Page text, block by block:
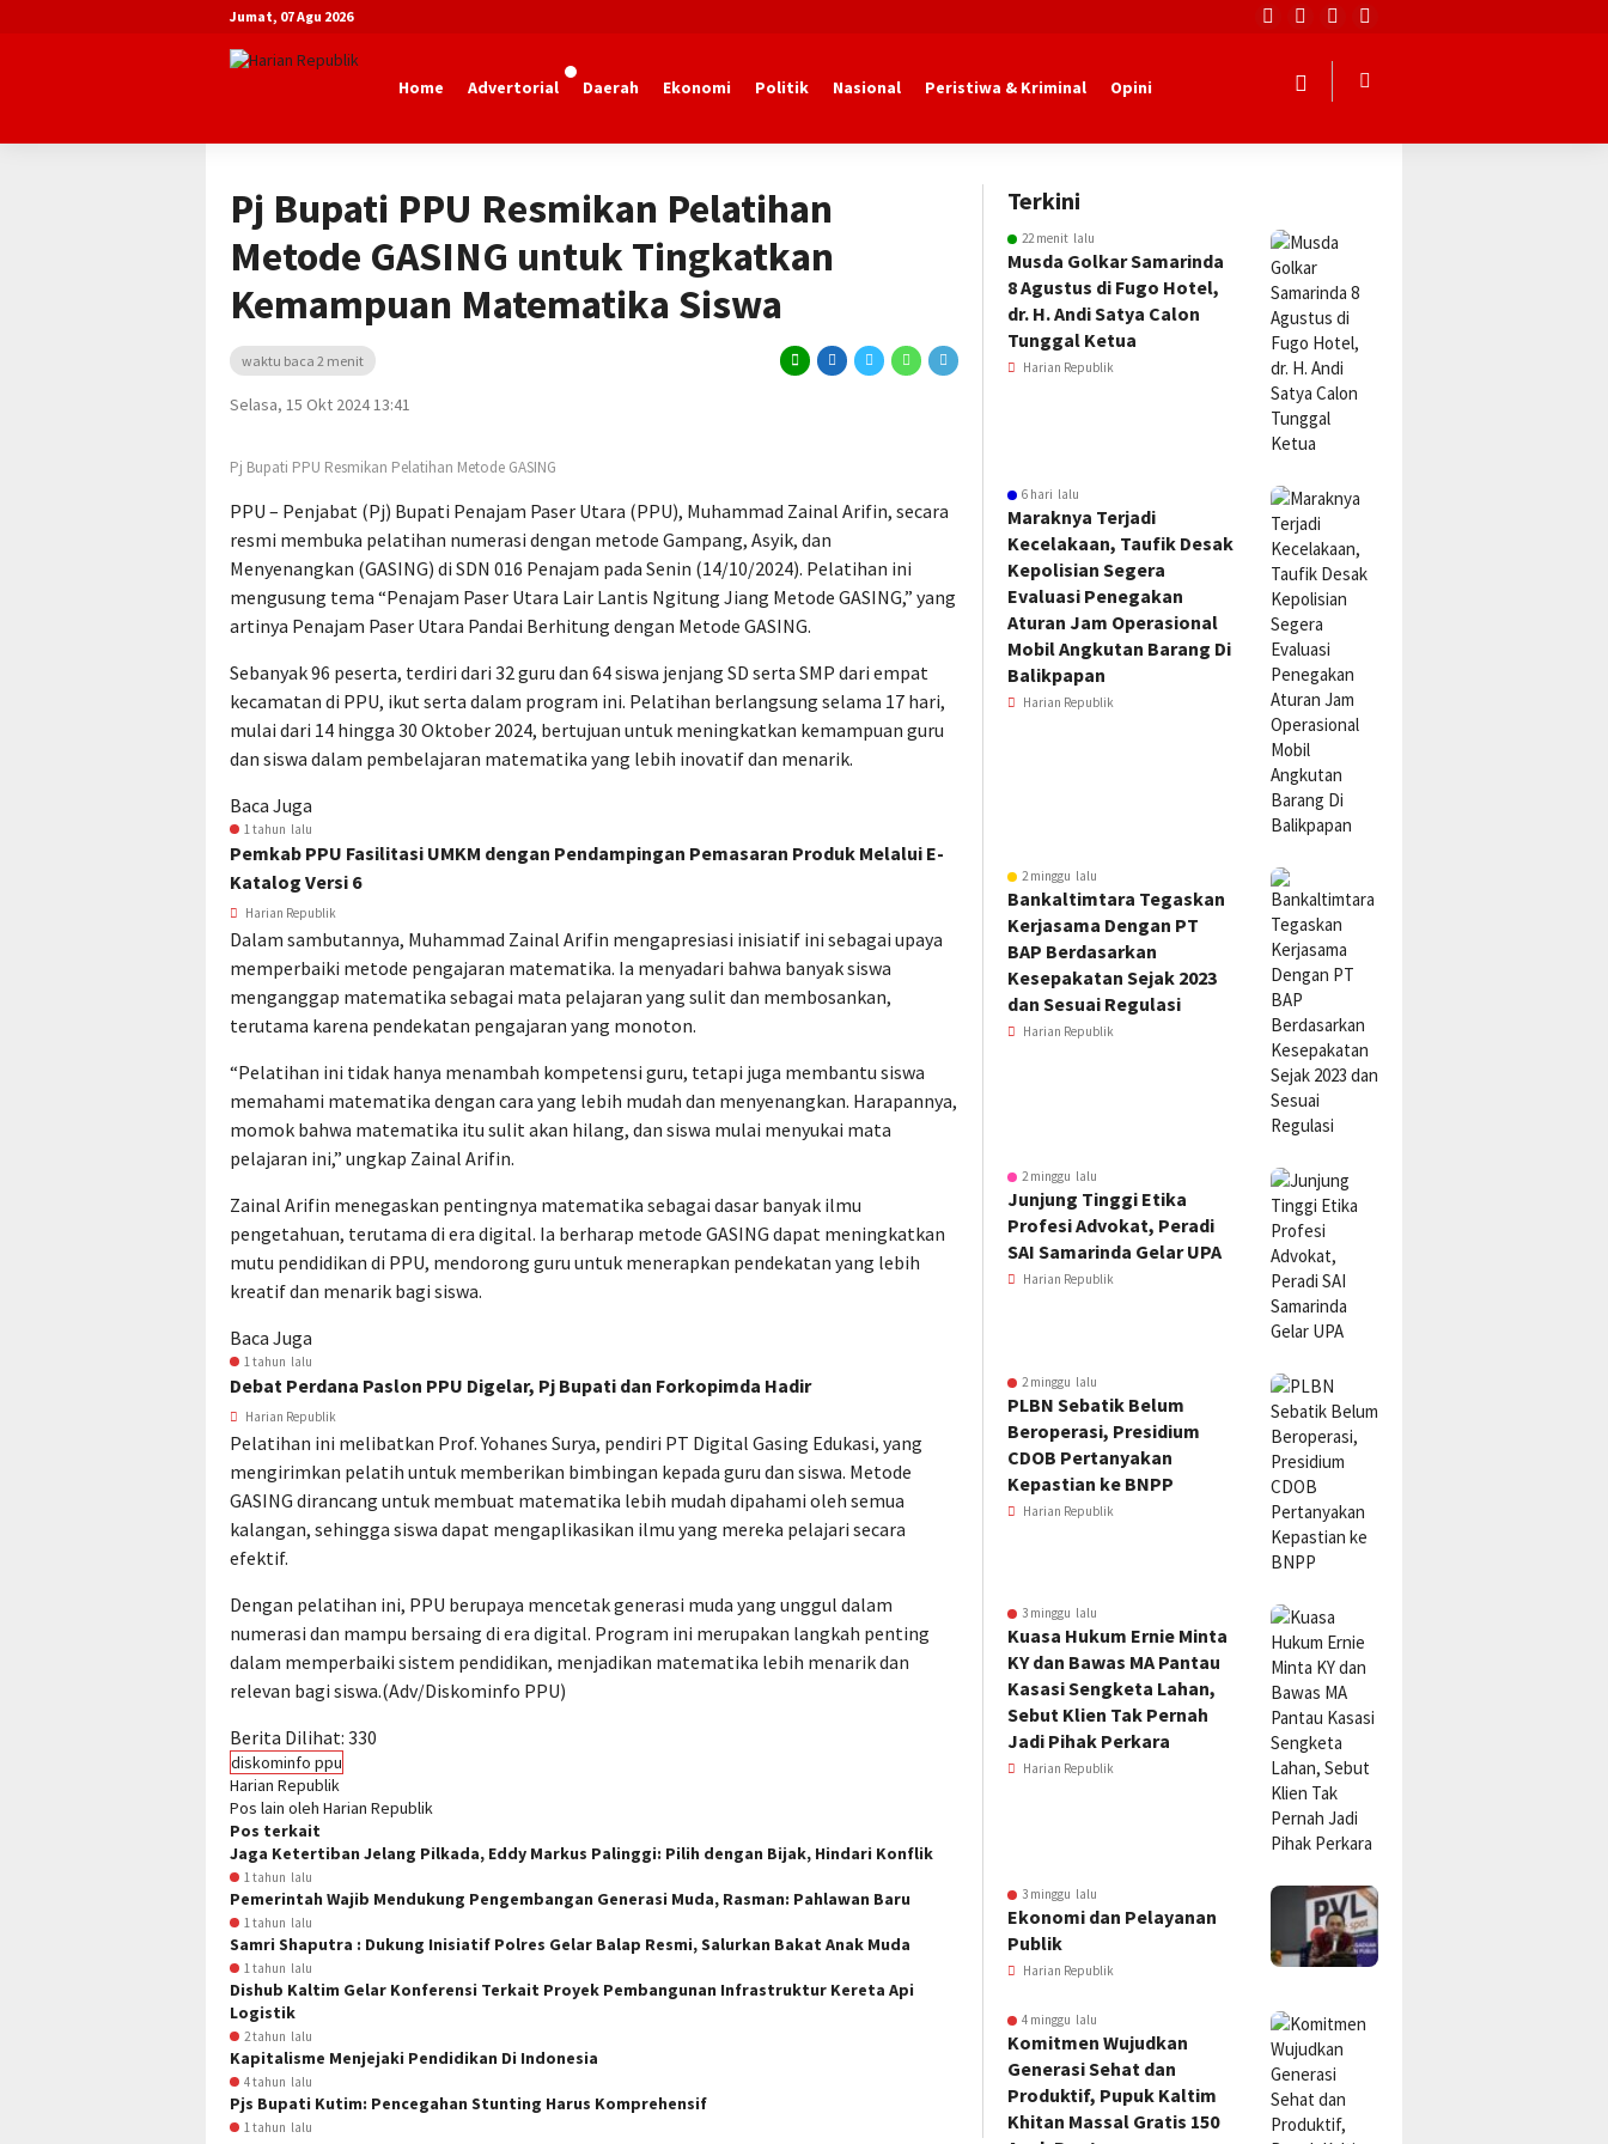
Jumat, 07 Agu 2026
Home Advertorial Daerah Ekonomi Politik Nasional Peristiwa & Kriminal Opini
Pj Bupati PPU Resmikan Pelatihan
Metode GASING untuk Tingkatkan
Kemampuan Matematika Siswa
waktu baca 2 menit
Selasa, 15 Okt 2024 13:41
Pj Bupati PPU Resmikan Pelatihan Metode GASING
PPU – Penjabat (Pj) Bupati Penajam Paser Utara (PPU), Muhammad Zainal Arifin, secara
resmi membuka pelatihan numerasi dengan metode Gampang, Asyik, dan
Menyenangkan (GASING) di SDN 016 Penajam pada Senin (14/10/2024). Pelatihan ini
mengusung tema “Penajam Paser Utara Lair Lantis Ngitung Jiang Metode GASING,” yang
artinya Penajam Paser Utara Pandai Berhitung dengan Metode GASING.
Sebanyak 96 peserta, terdiri dari 32 guru dan 64 siswa jenjang SD serta SMP dari empat
kecamatan di PPU, ikut serta dalam program ini. Pelatihan berlangsung selama 17 hari,
mulai dari 14 hingga 30 Oktober 2024, bertujuan untuk meningkatkan kemampuan guru
dan siswa dalam pembelajaran matematika yang lebih inovatif dan menarik.
Baca Juga
1 tahun lalu
Pemkab PPU Fasilitasi UMKM dengan Pendampingan Pemasaran Produk Melalui E-
Katalog Versi 6
Harian Republik
Dalam sambutannya, Muhammad Zainal Arifin mengapresiasi inisiatif ini sebagai upaya
memperbaiki metode pengajaran matematika. Ia menyadari bahwa banyak siswa
menganggap matematika sebagai mata pelajaran yang sulit dan membosankan,
terutama karena pendekatan pengajaran yang monoton.
“Pelatihan ini tidak hanya menambah kompetensi guru, tetapi juga membantu siswa
memahami matematika dengan cara yang lebih mudah dan menyenangkan. Harapannya,
momok bahwa matematika itu sulit akan hilang, dan siswa mulai menyukai mata
pelajaran ini,” ungkap Zainal Arifin.
Zainal Arifin menegaskan pentingnya matematika sebagai dasar banyak ilmu
pengetahuan, terutama di era digital. Ia berharap metode GASING dapat meningkatkan
mutu pendidikan di PPU, mendorong guru untuk menerapkan pendekatan yang lebih
kreatif dan menarik bagi siswa.
Baca Juga
1 tahun lalu
Debat Perdana Paslon PPU Digelar, Pj Bupati dan Forkopimda Hadir
Harian Republik
Pelatihan ini melibatkan Prof. Yohanes Surya, pendiri PT Digital Gasing Edukasi, yang
mengirimkan pelatih untuk memberikan bimbingan kepada guru dan siswa. Metode
GASING dirancang untuk membuat matematika lebih mudah dipahami oleh semua
kalangan, sehingga siswa dapat mengaplikasikan ilmu yang mereka pelajari secara
efektif.
Dengan pelatihan ini, PPU berupaya mencetak generasi muda yang unggul dalam
numerasi dan mampu bersaing di era digital. Program ini merupakan langkah penting
dalam memperbaiki sistem pendidikan, menjadikan matematika lebih menarik dan
relevan bagi siswa.(Adv/Diskominfo PPU)
Berita Dilihat: 330
diskominfo ppu
Harian Republik
Pos lain oleh Harian Republik
Pos terkait
Jaga Ketertiban Jelang Pilkada, Eddy Markus Palinggi: Pilih dengan Bijak, Hindari Konflik
1 tahun lalu
Pemerintah Wajib Mendukung Pengembangan Generasi Muda, Rasman: Pahlawan Baru
1 tahun lalu
Samri Shaputra : Dukung Inisiatif Polres Gelar Balap Resmi, Salurkan Bakat Anak Muda
1 tahun lalu
Dishub Kaltim Gelar Konferensi Terkait Proyek Pembangunan Infrastruktur Kereta Api
Logistik
2 tahun lalu
Kapitalisme Menjejaki Pendidikan Di Indonesia
4 tahun lalu
Pjs Bupati Kutim: Pencegahan Stunting Harus Komprehensif
1 tahun lalu
Terkini
22 menit lalu
Musda Golkar Samarinda
8 Agustus di Fugo Hotel,
dr. H. Andi Satya Calon
Tunggal Ketua
Harian Republik
6 hari lalu
Maraknya Terjadi
Kecelakaan, Taufik Desak
Kepolisian Segera
Evaluasi Penegakan
Aturan Jam Operasional
Mobil Angkutan Barang Di
Balikpapan
Harian Republik
2 minggu lalu
Bankaltimtara Tegaskan
Kerjasama Dengan PT
BAP Berdasarkan
Kesepakatan Sejak 2023
dan Sesuai Regulasi
Harian Republik
2 minggu lalu
Junjung Tinggi Etika
Profesi Advokat, Peradi
SAI Samarinda Gelar UPA
Harian Republik
2 minggu lalu
PLBN Sebatik Belum
Beroperasi, Presidium
CDOB Pertanyakan
Kepastian ke BNPP
Harian Republik
3 minggu lalu
Kuasa Hukum Ernie Minta
KY dan Bawas MA Pantau
Kasasi Sengketa Lahan,
Sebut Klien Tak Pernah
Jadi Pihak Perkara
Harian Republik
3 minggu lalu
Ekonomi dan Pelayanan
Publik
Harian Republik
4 minggu lalu
Komitmen Wujudkan
Generasi Sehat dan
Produktif, Pupuk Kaltim
Khitan Massal Gratis 150